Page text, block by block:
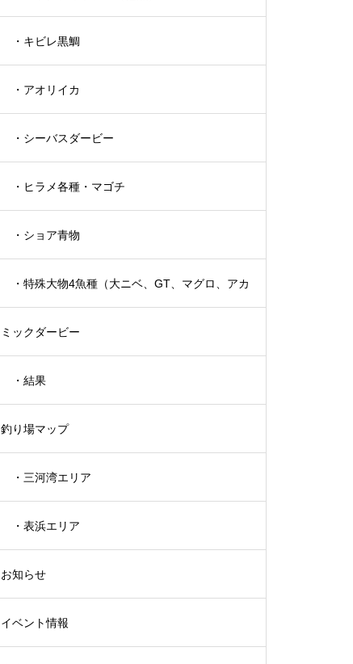
・キビレ黒鯛
・アオリイカ
・シーバスダービー
・ヒラメ各種・マゴチ
・ショア青物
・特殊大物4魚種（大ニベ、GT、マグロ、アカ
メ）
ミックダービー
・結果
釣り場マップ
・三河湾エリア
・表浜エリア
お知らせ
イベント情報